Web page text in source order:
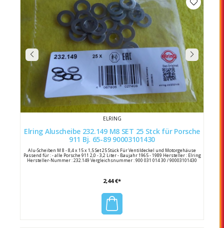
ELRING
Elring Aluscheibe 232.149 M8 SET 25 Stck für Porsche
911 Bj. 65-89 90003101430
Alu-Scheiben M 8 - 8,4 x 15 x 1,5 Set 25 Stück Für Ventildeckel und Motorgehäuse
Passend für : - alle Porsche 911 2,0 - 3,2 Liter - Baujahr 1965 - 1989 Hersteller : Elring
Hersteller-Nummer : 232.149 Vergleichsnummer : 900 031 014 30 / 90003101430
2,44 €*